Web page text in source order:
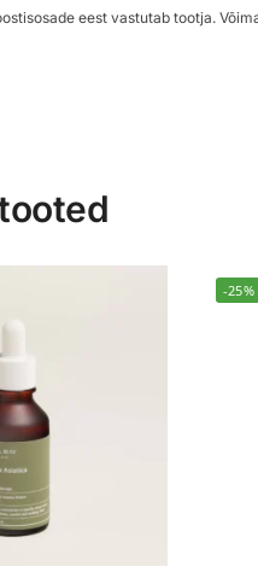
eest vastutab tootja.
-25%